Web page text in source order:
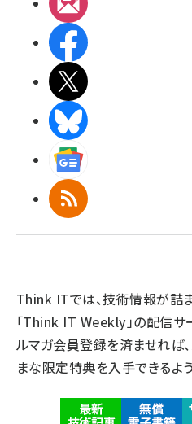
RSS
Think ITでは、技術情報が詰
「Think IT Weekly」の配信サ
ルマガ会員登録を済ませれば
まな限定特典を入手できるよ